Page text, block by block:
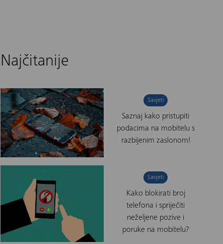
Najčitanije
Savjeti
Saznaj kako pristupiti
podacima na mobitelu s
razbijenim zaslonom!
Savjeti
Kako blokirati broj
telefona i spriječiti
neželjene pozive i
poruke na mobitelu?